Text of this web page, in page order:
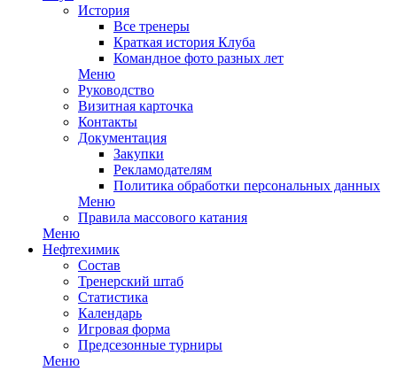
История
Все тренеры
Краткая история Клуба
Командное фото разных лет
Меню
Руководство
Визитная карточка
Контакты
Документация
Закупки
Рекламодателям
Политика обработки персональных данных
Меню
Правила массового катания
Меню
Нефтехимик
Состав
Тренерский штаб
Статистика
Календарь
Игровая форма
Предсезонные турниры
Меню